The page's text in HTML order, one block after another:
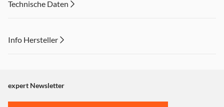
Hörer*innen sanft in das Land der Träume.
und Großeltern sicher wiedererkennen werden. Ob zum
Kinder – aber auch die Eltern hören gerne mit, denn die
warmen Klänge verzaubern den Raum und schaffen eine
friedliche und entspannte Atmosphäre für die ganze
Technische Daten
Info Hersteller
"Marketing".
Einstellungen anpassen
expert Newsletter